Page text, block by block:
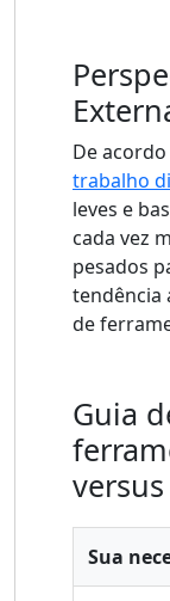
De
trabalho
leves e
cada vez
pesados
tendência
de
Guia
Sua